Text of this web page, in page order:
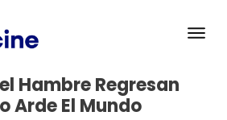
Hambre Regresan
Arde El Mundo